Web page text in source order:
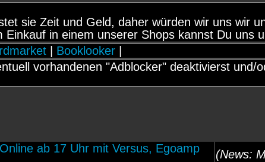
sie Zeit und Geld, daher würden wir uns wir
in einem unserer Shops kannst Du uns
| Booklooker |
vorhandenen "Adblocker" deaktivierst und/
ab 17 Uhr mit Versus, Egoamp
(News: